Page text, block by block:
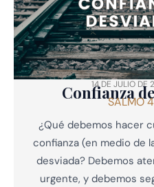
14 DE JULIO DE
Confianza
SALMO 4
¿Qué debemos hacer
confianza (en medio de
desviada? Debemos
urgente, y debemos